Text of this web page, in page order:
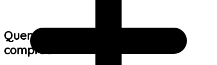
Quem viu este produto também
comprou